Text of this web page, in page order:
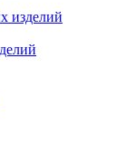
изделий